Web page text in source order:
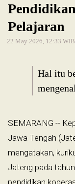
Pelajaran
22 May 2026, 12:33 WIB
Hal itu
SEMARANG --
Jawa Tengah
mengatakan,
Jateng pada
pendidikan